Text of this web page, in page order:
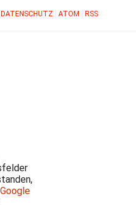
DATENSCHUTZ ATOM RSS
Google